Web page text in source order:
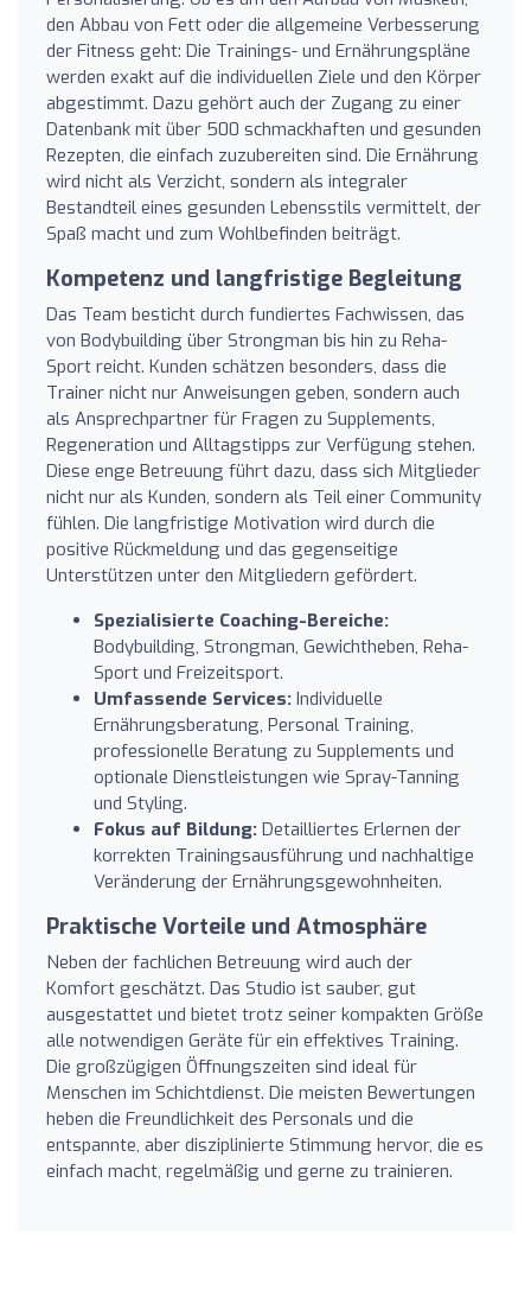
den Abbau von Fett oder die allgemeine Verbesserung
der Fitness geht: Die Trainings- und Ernährungspläne
werden exakt auf die individuellen Ziele und den Körper
abgestimmt. Dazu gehört auch der Zugang zu einer
Datenbank mit über 500 schmackhaften und gesunden
Rezepten, die einfach zuzubereiten sind. Die Ernährung
wird nicht als Verzicht, sondern als integraler
Bestandteil eines gesunden Lebensstils vermittelt, der
Spaß macht und zum Wohlbefinden beiträgt.
Kompetenz und langfristige Begleitung
Das Team besticht durch fundiertes Fachwissen, das
von Bodybuilding über Strongman bis hin zu Reha-
Sport reicht. Kunden schätzen besonders, dass die
Trainer nicht nur Anweisungen geben, sondern auch
als Ansprechpartner für Fragen zu Supplements,
Regeneration und Alltagstipps zur Verfügung stehen.
Diese enge Betreuung führt dazu, dass sich Mitglieder
nicht nur als Kunden, sondern als Teil einer Community
fühlen. Die langfristige Motivation wird durch die
positive Rückmeldung und das gegenseitige
Unterstützen unter den Mitgliedern gefördert.
Spezialisierte Coaching-Bereiche:
Bodybuilding, Strongman, Gewichtheben, Reha-
Sport und Freizeitsport.
Umfassende Services: Individuelle
Ernährungsberatung, Personal Training,
professionelle Beratung zu Supplements und
optionale Dienstleistungen wie Spray-Tanning
und Styling.
Fokus auf Bildung: Detailliertes Erlernen der
korrekten Trainingsausführung und nachhaltige
Veränderung der Ernährungsgewohnheiten.
Praktische Vorteile und Atmosphäre
Neben der fachlichen Betreuung wird auch der
Komfort geschätzt. Das Studio ist sauber, gut
ausgestattet und bietet trotz seiner kompakten Größe
alle notwendigen Geräte für ein effektives Training.
Die großzügigen Öffnungszeiten sind ideal für
Menschen im Schichtdienst. Die meisten Bewertungen
heben die Freundlichkeit des Personals und die
entspannte, aber disziplinierte Stimmung hervor, die es
einfach macht, regelmäßig und gerne zu trainieren.